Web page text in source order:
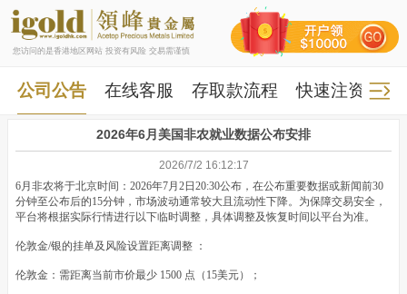
您访问的是香港地区网站 投资有风险 交易需谨慎
公司公告 在线客服 存取款流程 快速注资 快
2026年6月美国非农就业数据公布安排
2026/7/2 16:12:17
6月非农将于北京时间：2026年7月2日20:30公布，在公布重要数据或新闻前30
分钟至公布后的15分钟，市场波动通常较大且流动性下降。为保障交易安全，
平台将根据实际行情进行以下临时调整，具体调整及恢复时间以平台为准。
伦敦金/银的挂单及风险设置距离调整 ：
伦敦金：需距离当前市价最少 1500 点（15美元）；